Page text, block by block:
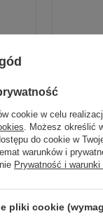
cookie w celu
. Możesz określić
do cookie w
warunków i
Prywatność i warunki
pliki cookie